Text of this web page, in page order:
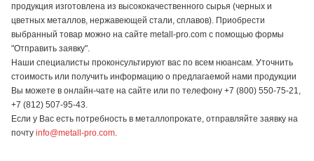
продукция изготовлена из высококачественного сырья (черных и
цветных металлов, нержавеющей стали, сплавов). Приобрести
выбранный товар можно на сайте metall-pro.com с помощью формы
"Отправить заявку".
Наши специалисты проконсультируют вас по всем нюансам. Уточнить
стоимость или получить информацию о предлагаемой нами продукции
Вы можете в онлайн-чате на сайте или по телефону +7 (800) 550-75-21,
+7 (812) 507-95-43.
Если у Вас есть потребность в металлопрокате, отправляйте заявку на
почту info@metall-pro.com